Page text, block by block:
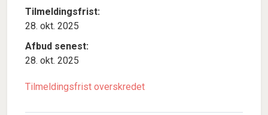
Tilmeldingsfrist:
28. okt. 2025
Afbud senest:
28. okt. 2025
Tilmeldingsfrist overskredet